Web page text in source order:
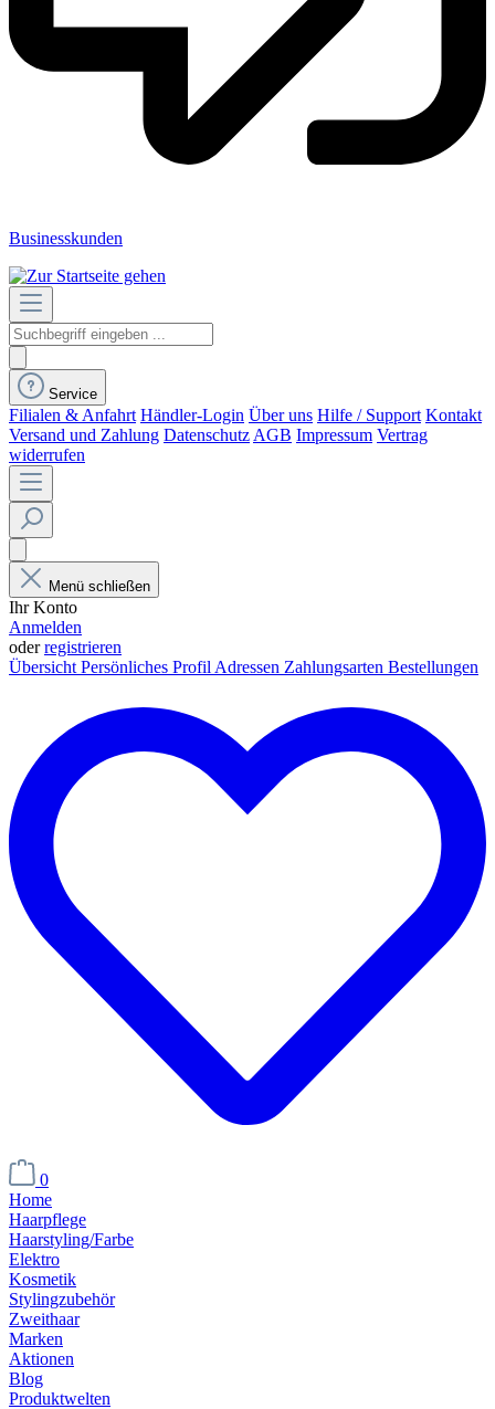
Businesskunden
Service
Filialen & Anfahrt Händler-Login Über uns Hilfe / Support Kontakt
Versand und Zahlung Datenschutz AGB Impressum Vertrag
widerrufen
Menü schließen
Ihr Konto
Anmelden
oderregistrieren
Übersicht Persönliches Profil Adressen Zahlungsarten Bestellungen
0
Home
Haarpflege
Haarstyling/Farbe
Elektro
Kosmetik
Stylingzubehör
Zweithaar
Marken
Aktionen
Blog
Produktwelten